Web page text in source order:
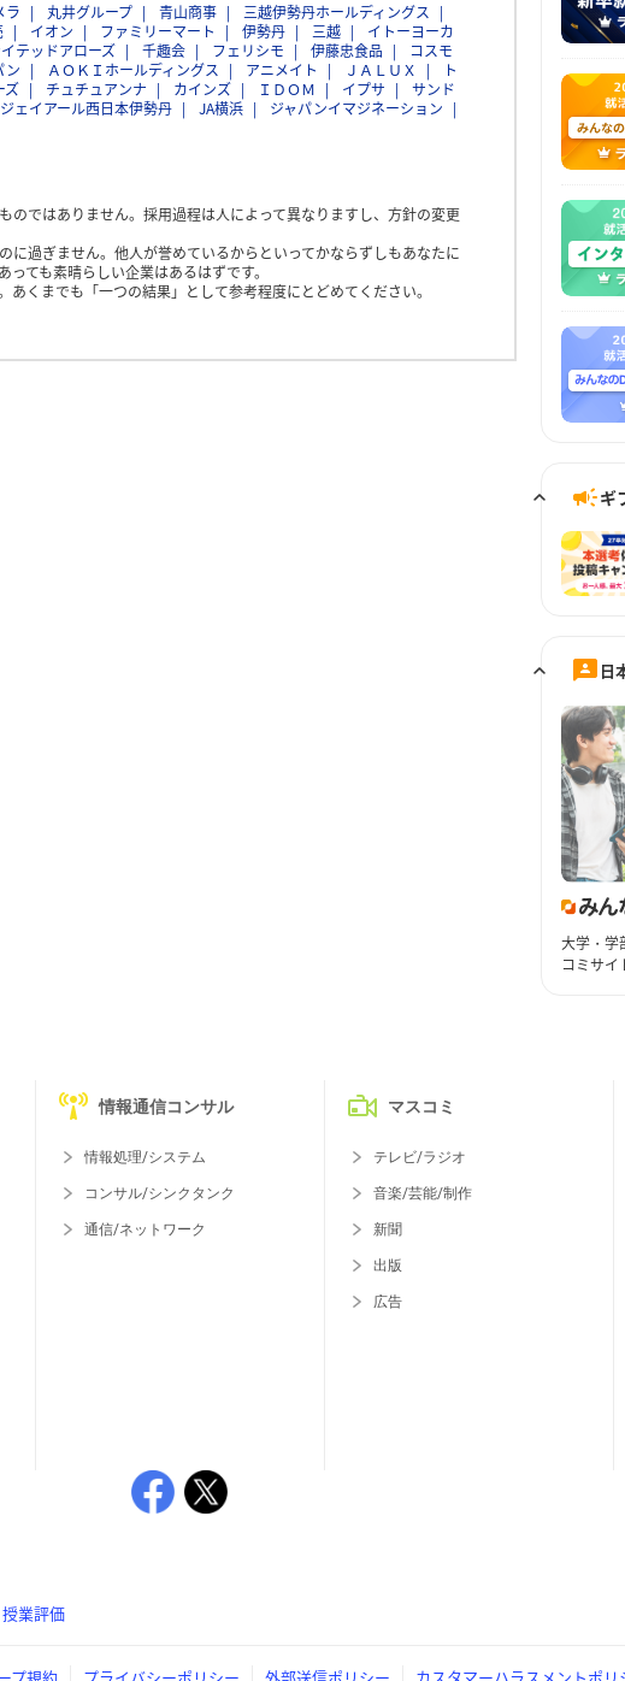
ラ 丸井グループ 青山商事
三越伊勢丹ホールディングス
イオン ファミリーマート 伊勢丹 三越
イトーヨーカ
テッドアローズ 千趣会 フェリシモ 伊藤忠食品
コスモ
ン ＡＯＫＩホールディングス アニメイト ＪＡＬＵＸ
ト
ズ チュチュアンナ カインズ ＩＤＯＭ イプサ
サンド
ジェイアール西日本伊勢丹 JA横浜
ジャパンイマジネーション
ではありません。採用過程は人によって異なりますし、方針の変更
過ぎません。他人が誉めているからといってかならずしもあなたに
ても素晴らしい企業はあるはずです。
くまでも「一つの結果」として参考程度にとどめてください。
ギ
日
大学・学
コミサイ
情報通信コンサル
情報処理/システム
コンサル/シンクタンク
通信/ネットワーク
マスコミ
テレビ/ラジオ
音楽/芸能/制作
新聞
出版
広告
授業評価